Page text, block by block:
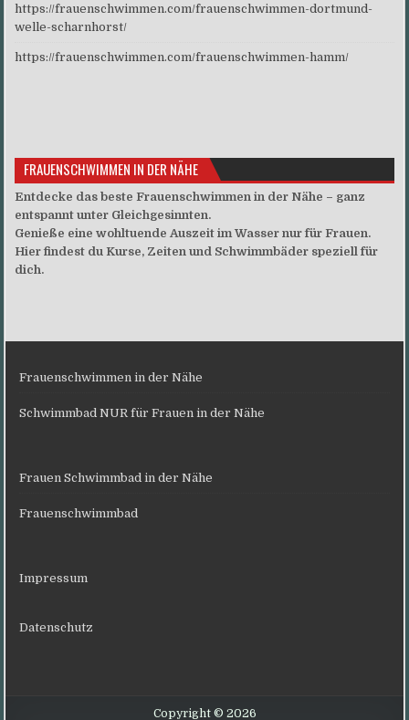
https://frauenschwimmen.com/frauenschwimmen-dortmund-
welle-scharnhorst/
https://frauenschwimmen.com/frauenschwimmen-hamm/
FRAUENSCHWIMMEN IN DER NÄHE
Entdecke das beste Frauenschwimmen in der Nähe – ganz
entspannt unter Gleichgesinnten.
Genieße eine wohltuende Auszeit im Wasser nur für Frauen.
Hier findest du Kurse, Zeiten und Schwimmbäder speziell für
dich.
Frauenschwimmen in der Nähe
Schwimmbad NUR für Frauen in der Nähe
Frauen Schwimmbad in der Nähe
Frauenschwimmbad
Impressum
Datenschutz
Copyright © 2026